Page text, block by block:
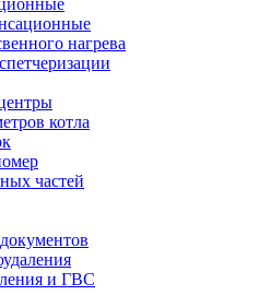
нагрева
котла
частей
и ГВС